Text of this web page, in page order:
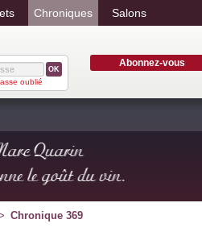
Chroniques Salons
Abonnez-vous
OK
oublié
Chronique 369